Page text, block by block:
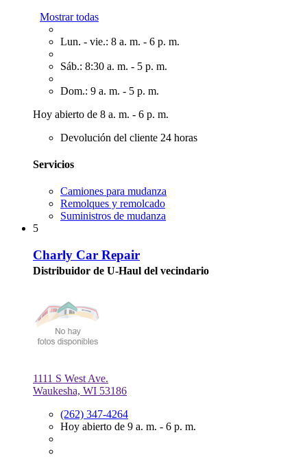
Mostrar todas
Lun. - vie.: 8 a. m. - 6 p. m.
Sáb.: 8:30 a. m. - 5 p. m.
Dom.: 9 a. m. - 5 p. m.
Hoy abierto de 8 a. m. - 6 p. m.
Devolución del cliente 24 horas
Servicios
Camiones para mudanza
Remolques y remolcado
Suministros de mudanza
5
Charly Car Repair
Distribuidor de U-Haul del vecindario
1111 S West Ave.
Waukesha, WI 53186
(262) 347-4264
Hoy abierto de 9 a. m. - 6 p. m.